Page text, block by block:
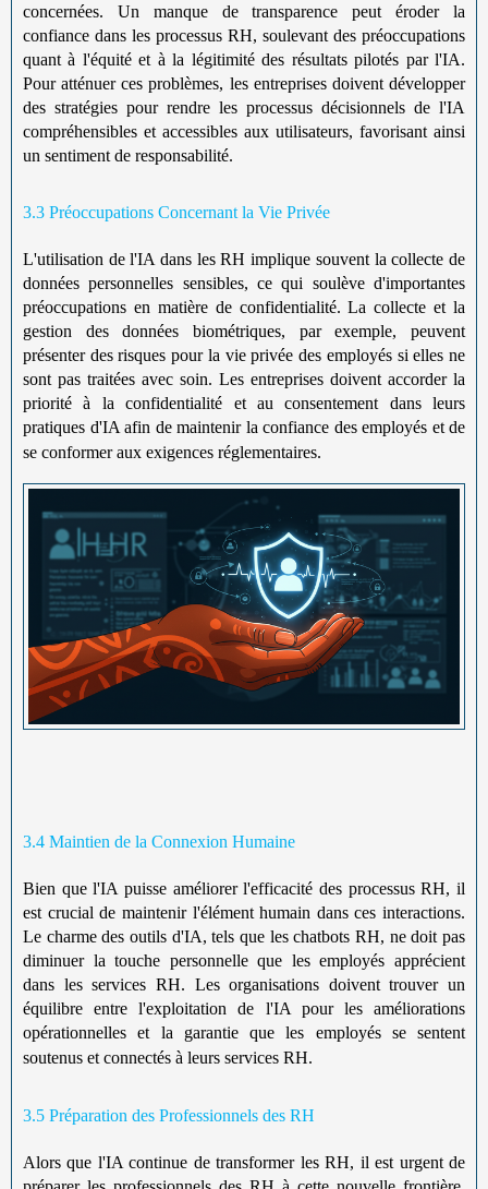
concernées. Un manque de transparence peut éroder la
confiance dans les processus RH, soulevant des préoccupations
quant à l'équité et à la légitimité des résultats pilotés par l'IA.
Pour atténuer ces problèmes, les entreprises doivent développer
des stratégies pour rendre les processus décisionnels de l'IA
compréhensibles et accessibles aux utilisateurs, favorisant ainsi
un sentiment de responsabilité.
3.3 Préoccupations Concernant la Vie Privée
L'utilisation de l'IA dans les RH implique souvent la collecte de
données personnelles sensibles, ce qui soulève d'importantes
préoccupations en matière de confidentialité. La collecte et la
gestion des données biométriques, par exemple, peuvent
présenter des risques pour la vie privée des employés si elles ne
sont pas traitées avec soin. Les entreprises doivent accorder la
priorité à la confidentialité et au consentement dans leurs
pratiques d'IA afin de maintenir la confiance des employés et de
se conformer aux exigences réglementaires.
3.4 Maintien de la Connexion Humaine
Bien que l'IA puisse améliorer l'efficacité des processus RH, il
est crucial de maintenir l'élément humain dans ces interactions.
Le charme des outils d'IA, tels que les chatbots RH, ne doit pas
diminuer la touche personnelle que les employés apprécient
dans les services RH. Les organisations doivent trouver un
équilibre entre l'exploitation de l'IA pour les améliorations
opérationnelles et la garantie que les employés se sentent
soutenus et connectés à leurs services RH.
3.5 Préparation des Professionnels des RH
Alors que l'IA continue de transformer les RH, il est urgent de